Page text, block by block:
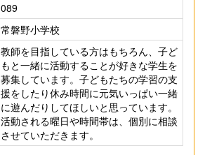
089
常磐野小学校
教師を目指している方はもちろん、子ど
もと一緒に活動することが好きな学生を
募集しています。子どもたちの学習の支
援をしたり休み時間に元気いっぱい一緒
に遊んだりしてほしいと思っています。
活動される曜日や時間帯は、個別に相談
させていただきます。